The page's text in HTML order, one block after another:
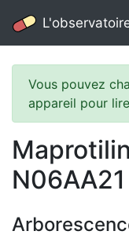
Vous pouvez
appareil pour
N06AA21